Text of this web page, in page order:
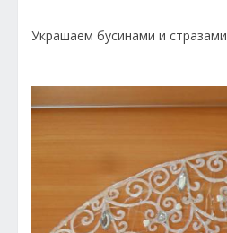
Украшаем бусинами и стразами